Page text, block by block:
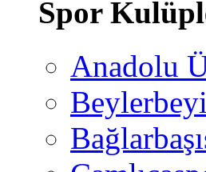
Spor
Anadolu